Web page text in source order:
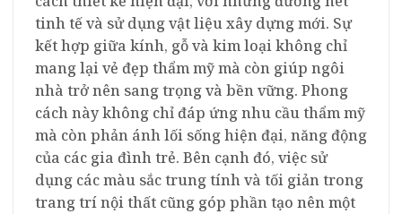
tinh tế và sử dụng vật liệu xây dựng mới. Sự
kết hợp giữa kính, gỗ và kim loại không chỉ
mang lại vẻ đẹp thẩm mỹ mà còn giúp ngôi
nhà trở nên sang trọng và bền vững. Phong
cách này không chỉ đáp ứng nhu cầu thẩm mỹ
mà còn phản ánh lối sống hiện đại, năng động
của các gia đình trẻ. Bên cạnh đó, việc sử
dụng các màu sắc trung tính và tối giản trong
trang trí nội thất cũng góp phần tạo nên một